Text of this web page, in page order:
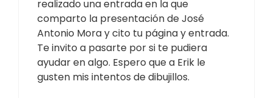
realizado una entrada en la que
comparto la presentación de José
Antonio Mora y cito tu página y entrada.
Te invito a pasarte por si te pudiera
ayudar en algo. Espero que a Erik le
gusten mis intentos de dibujillos.